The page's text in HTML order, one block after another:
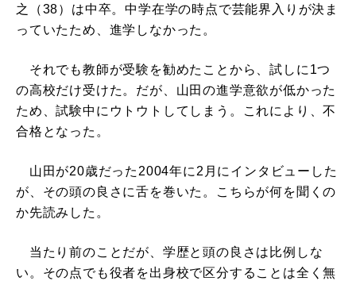
之（38）は中卒。中学在学の時点で芸能界入りが決ま
っていたため、進学しなかった。
それでも教師が受験を勧めたことから、試しに1つ
の高校だけ受けた。だが、山田の進学意欲が低かった
ため、試験中にウトウトしてしまう。これにより、不
合格となった。
山田が20歳だった2004年に2月にインタビューした
が、その頭の良さに舌を巻いた。こちらが何を聞くの
か先読みした。
当たり前のことだが、学歴と頭の良さは比例しな
い。その点でも役者を出身校で区分することは全く無